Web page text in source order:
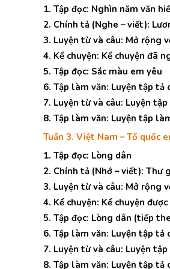
1. Tập đọc: Nghìn năm văn
2. Chính tả (Nghe – viết):
3. Luyện từ và câu: Mở rộng
4. Kể chuyện: Kể chuyện đã
5. Tập đọc: Sắc màu em yêu
6. Tập làm văn: Luyện tập tả
7. Luyện từ và câu: Luyện
8. Tập làm văn: Luyện tập
Tuần 3. Việt Nam – Tổ quốc
1. Tập đọc: Lòng dân
2. Chính tả (Nhớ – viết): Thư
3. Luyện từ và câu: Mở rộng
4. Kể chuyện: Kể chuyện
5. Tập đọc: Lòng dân (tiếp
6. Tập làm văn: Luyện tập tả
7. Luyện từ và câu: Luyện
8. Tập làm văn: Luyện tập tả